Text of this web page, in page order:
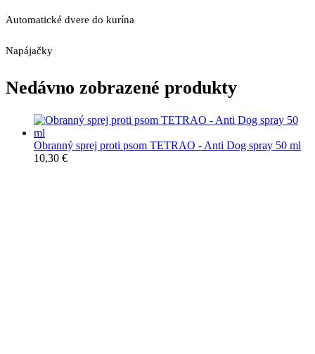
Automatické dvere do kurína
Napájačky
Nedávno zobrazené produkty
Obranný sprej proti psom TETRAO - Anti Dog spray 50 ml
10,30 €